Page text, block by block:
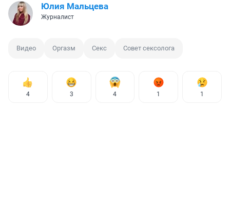
Юлия Мальцева
Журналист
Видео Оргазм Секс Совет сексолога
4 3 4 1 1